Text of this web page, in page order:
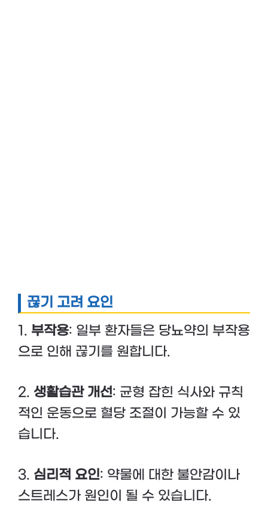
끊기 고려 요인
1. 부작용: 일부 환자들은 당뇨약의 부작용
으로 인해 끊기를 원합니다.
2. 생활습관 개선: 균형 잡힌 식사와 규칙
적인 운동으로 혈당 조절이 가능할 수 있
습니다.
3. 심리적 요인: 약물에 대한 불안감이나
스트레스가 원인이 될 수 있습니다.